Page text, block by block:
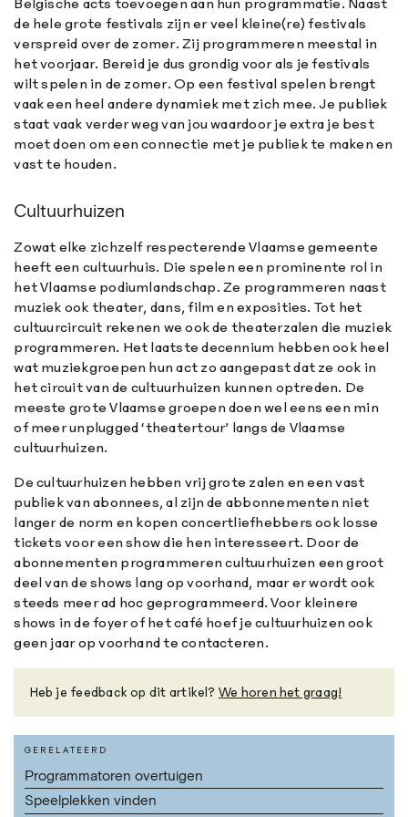
de hele grote festivals zijn er veel kleine(re) festivals
verspreid over de zomer. Zij programmeren meestal in
het voorjaar. Bereid je dus grondig voor als je festivals
wilt spelen in de zomer. Op een festival spelen brengt
vaak een heel andere dynamiek met zich mee. Je publiek
staat vaak verder weg van jou waardoor je extra je best
moet doen om een connectie met je publiek te maken en
vast te houden.
Cultuurhuizen
Zowat elke zichzelf respecterende Vlaamse gemeente
heeft een cultuurhuis. Die spelen een prominente rol in
het Vlaamse podiumlandschap. Ze programmeren naast
muziek ook theater, dans, film en exposities. Tot het
cultuurcircuit rekenen we ook de theaterzalen die muziek
programmeren. Het laatste decennium hebben ook heel
wat muziekgroepen hun act zo aangepast dat ze ook in
het circuit van de cultuurhuizen kunnen optreden. De
meeste grote Vlaamse groepen doen wel eens een min
of meer unplugged ‘theatertour’ langs de Vlaamse
cultuurhuizen.
De cultuurhuizen hebben vrij grote zalen en een vast
publiek van abonnees, al zijn de abbonnementen niet
langer de norm en kopen concertliefhebbers ook losse
tickets voor een show die hen interesseert. Door de
abonnementen programmeren cultuurhuizen een groot
deel van de shows lang op voorhand, maar er wordt ook
steeds meer ad hoc geprogrammeerd. Voor kleinere
shows in de foyer of het café hoef je cultuurhuizen ook
geen jaar op voorhand te contacteren.
Heb je feedback op dit artikel? We horen het graag!
GERELATEERD
Programmatoren overtuigen
Speelplekken vinden